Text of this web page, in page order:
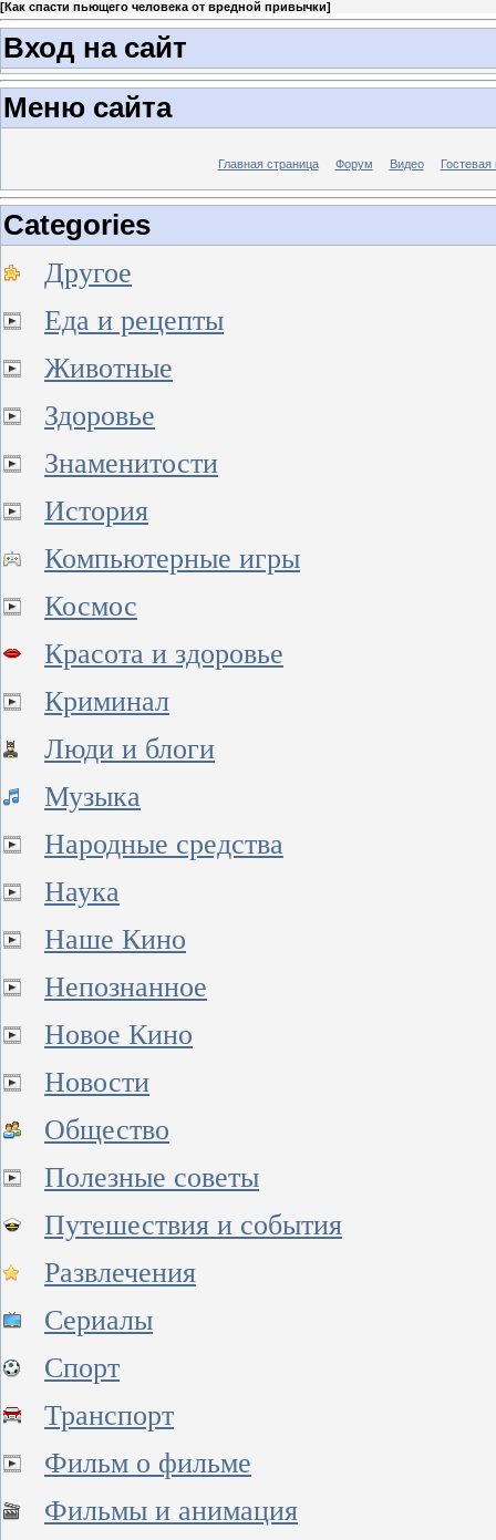
[Как спасти пьющего человека от вредной привычки]
Вход на сайт
Меню сайта
Главная страница Форум Видео Гостевая
Categories
Другое
Еда и рецепты
Животные
Здоровье
Знаменитости
История
Компьютерные игры
Космос
Красота и здоровье
Криминал
Люди и блоги
Музыка
Народные средства
Наука
Наше Кино
Непознанное
Новое Кино
Новости
Общество
Полезные советы
Путешествия и события
Развлечения
Сериалы
Спорт
Транспорт
Фильм о фильме
Фильмы и анимация